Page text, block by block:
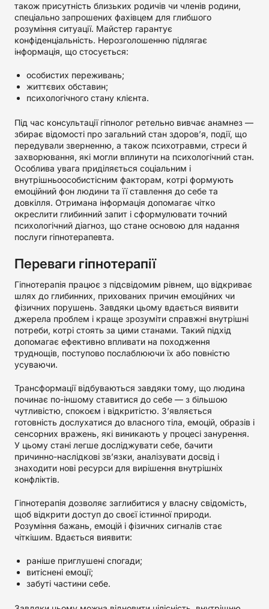
також присутність близьких родичів чи членів родини,
спеціально запрошених фахівцем для глибшого
розуміння ситуації. Майстер гарантує
конфіденціальність. Нерозголошенню підлягає
інформація, що стосується:
особистих переживань;
життєвих обставин;
психологічного стану клієнта.
Під час консультації гіпнолог ретельно вивчає анамнез —
збирає відомості про загальний стан здоров’я, події, що
передували зверненню, а також психотравми, стреси й
захворювання, які могли вплинути на психологічний стан.
Особлива увага приділяється соціальним і
внутрішньоособистісним факторам, котрі формують
емоційний фон людини та її ставлення до себе та
довкілля. Отримана інформація допомагає чітко
окреслити глибинний запит і сформулювати точний
психологічний діагноз, що стане основою для надання
послуги гіпнотерапевта.
Переваги гіпнотерапії
Гіпнотерапія працює з підсвідомим рівнем, що відкриває
шлях до глибинних, прихованих причин емоційних чи
фізичних порушень. Завдяки цьому вдається виявити
джерела проблем і краще зрозуміти справжні внутрішні
потреби, котрі стоять за цими станами. Такий підхід
допомагає ефективно впливати на походження
труднощів, поступово послаблюючи їх або повністю
усуваючи.
Трансформації відбуваються завдяки тому, що людина
починає по-іншому ставитися до себе — з більшою
чутливістю, спокоєм і відкритістю. З’являється
готовність дослухатися до власного тіла, емоцій, образів і
сенсорних вражень, які виникають у процесі занурення.
У цьому стані легше досліджувати себе, бачити
причинно-наслідкові зв’язки, аналізувати досвід і
знаходити нові ресурси для вирішення внутрішніх
конфліктів.
Гіпнотерапія дозволяє заглибитися у власну свідомість,
щоб відкрити доступ до своєї істинної природи.
Розуміння бажань, емоцій і фізичних сигналів стає
чіткішим. Вдається виявити:
раніше приглушені спогади;
витіснені емоції;
забуті частини себе.